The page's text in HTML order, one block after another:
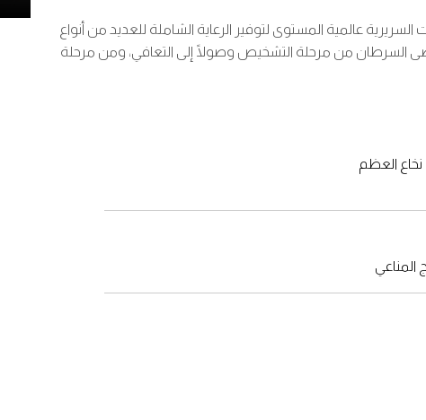
عالمية المستوى لتوفير الرعاية الشاملة للعديد من أنواع
السرطان من مرحلة التشخيص وصولًا إلى التعافي، ومن مرحلة
العظم
المناعي